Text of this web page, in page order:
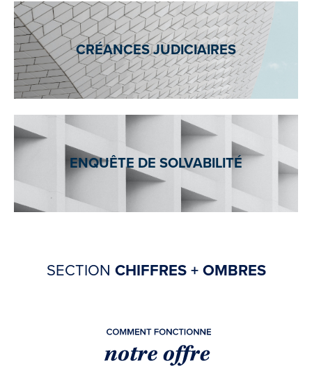
CRÉANCES JUDICIAIRES
ENQUÊTE DE SOLVABILITÉ
SECTION CHIFFRES + OMBRES